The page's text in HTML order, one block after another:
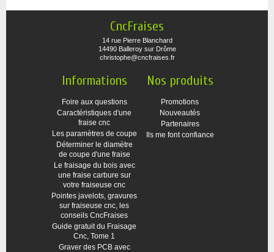
CncFraises
14 rue Pierre Blanchard
14490 Balleroy sur Drôme
christophe@cncfraises.fr
Informations
Foire aux questions
Caractéristiques d'une
fraise cnc
Les paramètres de coupe
Déterminer le diamètre
de coupe d'une fraise
Le fraisage du bois avec
une fraise carbure sur
votre fraiseuse cnc
Pointes javelots, gravures
sur fraiseuse cnc, les
conseils CncFraises
Guide gratuit du Fraisage
Cnc, Tome 1
Graver des PCB avec
Nos produits
Promotions
Nouveautés
Partenaires
Ils me font confiance